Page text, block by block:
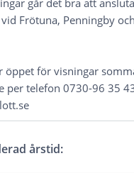
Frötuna, Penningby och
öppet för visningar
per telefon 0730-96 35
årstid: